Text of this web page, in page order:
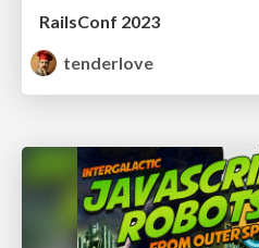
RailsConf 2023
tenderlove